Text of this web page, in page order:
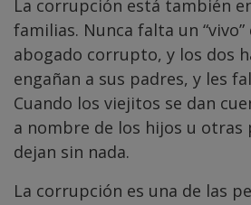
La corrupción está también
familias. Nunca falta un
abogado corrupto, y los dos
engañan a sus padres, y les
Cuando los viejitos se dan
a nombre de los hijos u otras
dejan sin nada.
La corrupción es una de las